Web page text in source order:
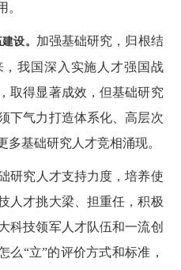
。
设。 加强基础研究，归根结
我国深入实施人才强国战
取得显著成效，但基础研究
下气力打造体系化、高层次
基础研究人才竞相涌现。
研究人才支持力度，培养使
人才挑大梁、担重任，积极
科技领军人才队伍和一流创
么“立”的评价方式和标准，